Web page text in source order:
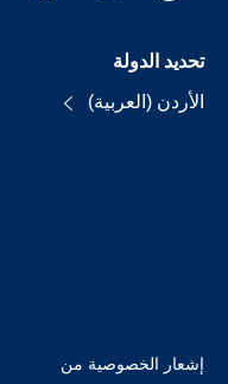
تحديد الدولة
الأردن (العربية)
إشعار الخصوصية من